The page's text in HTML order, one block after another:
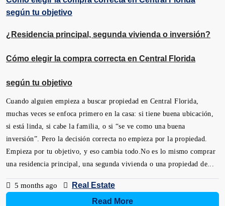
¿Residencia principal, segunda vivienda o inversión?
Cómo elegir la compra correcta en Central Florida
según tu objetivo
Cuando alguien empieza a buscar propiedad en Central Florida,
muchas veces se enfoca primero en la casa: si tiene buena ubicación,
si está linda, si cabe la familia, o si “se ve como una buena
inversión”. Pero la decisión correcta no empieza por la propiedad.
Empieza por tu objetivo, y eso cambia todo.No es lo mismo comprar
una residencia principal, una segunda vivienda o una propiedad de...
5 months ago
Real Estate
Read More